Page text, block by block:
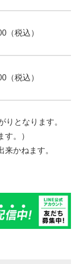
（税込）
（税込）
となります。
。）
かねます。